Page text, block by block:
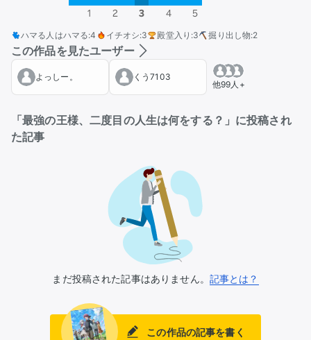
1 2 3 4 5
ハマる人はハマる:4 イチオシ:3 殿堂入り :3 掘り出し物:2
この作品を見たユーザー
よっしー。 くう7103
他99人+
「最強の王様、二度目の人生は何をする？」に投稿され
た記事
まだ投稿された記事はありません。 記事とは？
この作品の記事を書く